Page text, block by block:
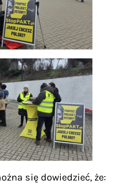
się dowiedzieć, że: